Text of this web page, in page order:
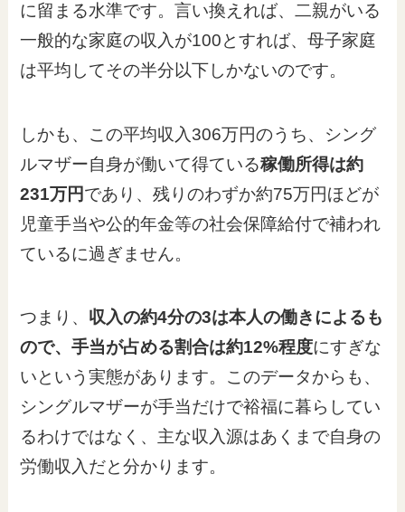
に留まる水準です。言い換えれば、二親がいる
一般的な家庭の収入が100とすれば、母子家庭
は平均してその半分以下しかないのです。
しかも、この平均収入306万円のうち、シング
ルマザー自身が働いて得ている稼働所得は約
231万円であり、残りのわずか約75万円ほどが
児童手当や公的年金等の社会保障給付で補われ
ているに過ぎません。
つまり、 収入の約4分の3は本人の働きによるも
ので、手当が占める割合は約12%程度にすぎな
いという実態があります。このデータからも、
シングルマザーが手当だけで裕福に暮らしてい
るわけではなく、主な収入源はあくまで自身の
労働収入だと分かります。